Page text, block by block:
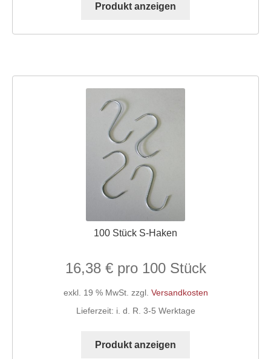
Produkt anzeigen
100 Stück S-Haken
16,38 €
exkl. 19 % MwSt. zzgl. Versandkosten
Lieferzeit: i. d. R. 3-5 Werktage
Produkt anzeigen